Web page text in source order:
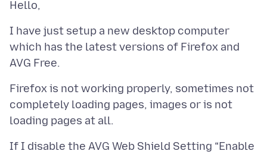
I have just setup a new desktop computer
which has the latest versions of Firefox and
Firefox is not working properly, sometimes not
completely loading pages, images or is not
If I disable the AVG Web Shield Setting “Enable